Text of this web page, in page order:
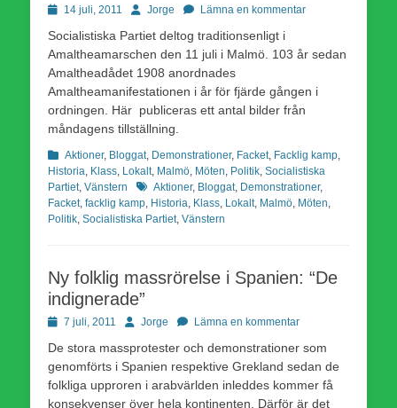
Publicerad
14 juli, 2011 Författare
Jorge Lämna en kommentar
Socialistiska Partiet deltog traditionsenligt i
Amaltheamarschen den 11 juli i Malmö. 103 år sedan
Amaltheadådet 1908 anordnades
Amaltheamanifestationen i år för fjärde gången i
ordningen. Här publiceras ett antal bilder från
måndagens tillställning.
Kategorier
Aktioner, Bloggat, Demonstrationer, Facket, Facklig kamp
Historia Klass Lokalt, Malmö Möten Politik Socialistiska
Partiet, Vänstern Etiketter
Aktioner, Bloggat, Demonstrationer,
Facket, facklig kamp Historia Klass Lokalt, Malmö Möten
Politik Socialistiska Partiet, Vänstern
Ny folklig massrörelse i Spanien: “De
indignerade”
Publicerad
7 juli, 2011 Författare
Jorge Lämna en kommentar
De stora massprotester och demonstrationer som
genomförts i Spanien respektive Grekland sedan de
folkliga upproren i arabvärlden inleddes kommer få
konsekvenser över hela kontinenten. Därför är det